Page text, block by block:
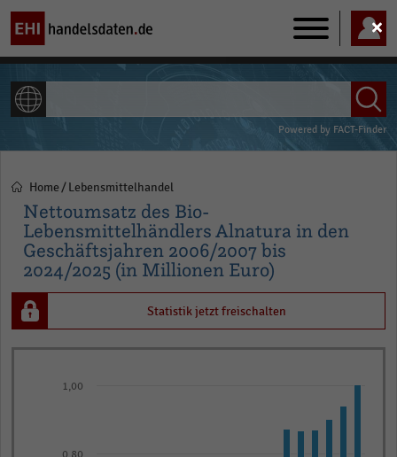
Main
navigation
Powered by FACT-Finder
Pfadnavigation
Home Lebensmittelhandel
Nettoumsatz des Bio-
Lebensmittelhändlers Alnatura in den
Geschäftsjahren 2006/2007 bis
2024/2025 (in Millionen Euro)
Statistik jetzt freischalten
0,80
1,00